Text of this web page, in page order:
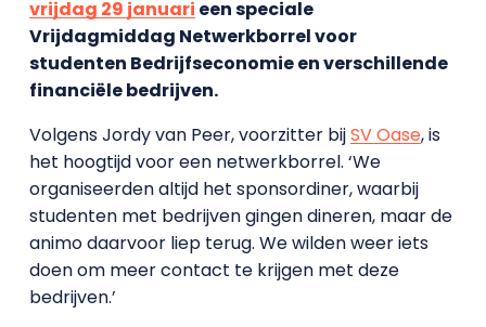
vrijdag 29 januari een speciale
Vrijdagmiddag Netwerkborrel voor
studenten Bedrijfseconomie en verschillende
financiële bedrijven.
Volgens Jordy van Peer, voorzitter bijSV Oase, is
het hoogtijd voor een netwerkborrel. ‘We
organiseerden altijd het sponsordiner, waarbij
studenten met bedrijven gingen dineren, maar de
animo daarvoor liep terug. We wilden weer iets
doen om meer contact te krijgen met deze
bedrijven.’